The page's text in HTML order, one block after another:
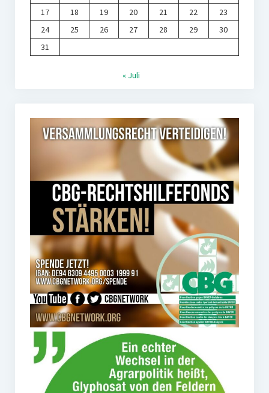
17 18 19 20 21 22
23
24
25 26 27 28 29
30
31
« Juli